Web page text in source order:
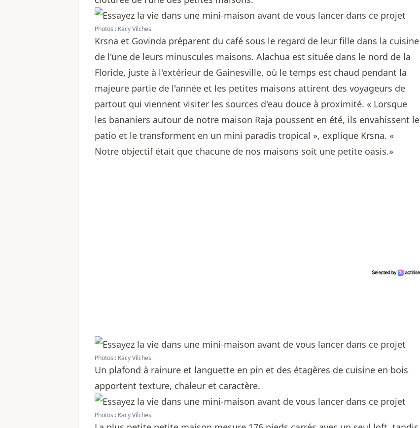
Photos : Kacy Vilches
Krsna et Govinda préparent du café sous le regard de leur fille dans la cuisine
de l'une de leurs minuscules maisons. Alachua est située dans le nord de la
Floride, juste à l'extérieur de Gainesville, où le temps est chaud pendant la
majeure partie de l'année et les petites maisons attirent des voyageurs de
partout qui viennent visiter les sources d'eau douce à proximité. « Lorsque
les bananiers autour de notre maison Raja poussent en été, ils envahissent le
patio et le transforment en un mini paradis tropical », explique Krsna. «
Notre objectif était que chacune de nos maisons soit une petite oasis.»
Photos : Kacy Vilches
Un plafond à rainure et languette en pin et des étagères de cuisine en bois
apportent texture, chaleur et caractère.
Photos : Kacy Vilches